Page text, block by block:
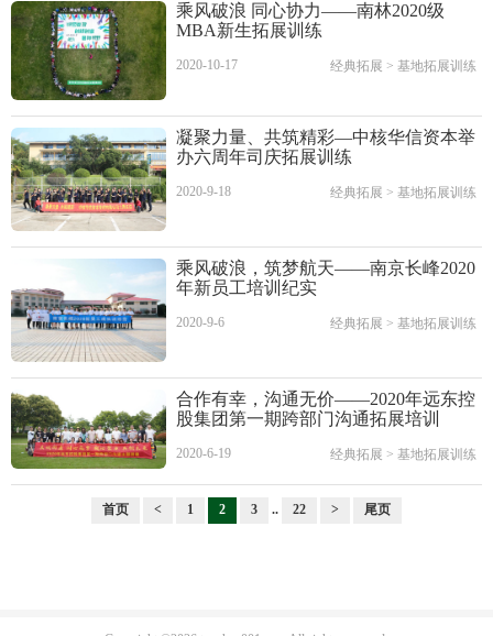
乘风破浪 同心协力——南林2020级
MBA新生拓展训练
2020-10-17 经典拓展 > 基地拓展训练
凝聚力量、共筑精彩—中核华信资本举
办六周年司庆拓展训练
2020-9-18 经典拓展 > 基地拓展训练
乘风破浪，筑梦航天——南京长峰2020
年新员工培训纪实
2020-9-6 经典拓展 > 基地拓展训练
合作有幸，沟通无价——2020年远东控
股集团第一期跨部门沟通拓展培训
2020-6-19 经典拓展 > 基地拓展训练
首页 < 1 2 3 .. 22 > 尾页